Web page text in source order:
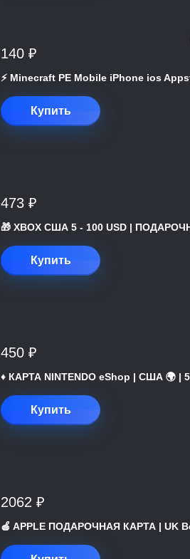
140 ₽
⚡️ Minecraft PE Mobile iPhone ios
Купить
473 ₽
🎁 XBOX США 5 - 100 USD |
Купить
450 ₽
♦️ КАРТА NINTENDO eShop | США 🌍 |
Купить
2062 ₽
🍎 APPLE ПОДАРОЧНАЯ КАРТА | UK